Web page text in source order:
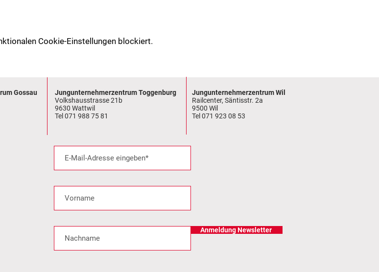
Cookie-Einstellungen blockiert.
Gossau
Jungunternehmerzentrum Toggenburg
Volkshausstrasse 21b
9630 Wattwil
Tel 071 988 75 81
Jungunternehmerzentrum Wil
Railcenter, Säntisstr. 2a
9500 Wil
Tel 071 923 08 53
Anmeldung Newsletter